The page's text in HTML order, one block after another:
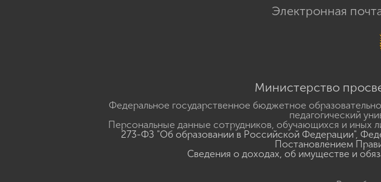
Электронная
Министерство
Федеральное государственное бюджетное
педагогический
Персональные данные сотрудников, обучающихся и иных
273-ФЗ "Об образовании в Российской Федерации",
Постановлением
Сведения о доходах, об имуществе и